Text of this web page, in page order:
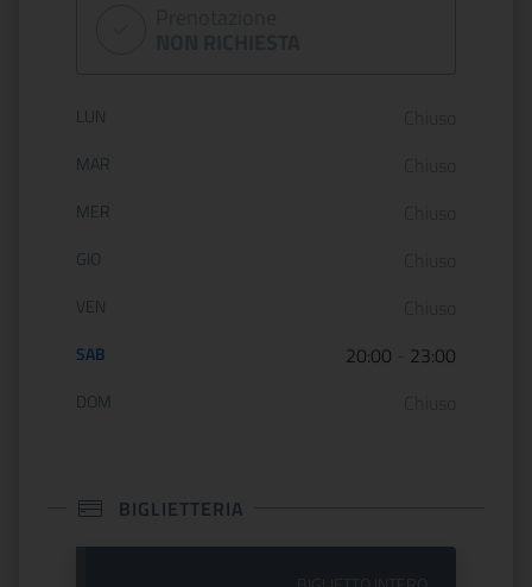
Orario di apertura:
LUN
MAR
MER
GIO
VEN
SAB 20:00 23:00
DOM
BIGLIETTERIA